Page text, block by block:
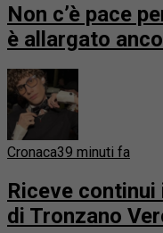
Non c’è pace
è allargato
Cronaca39 minuti fa
Riceve
di Tronzano